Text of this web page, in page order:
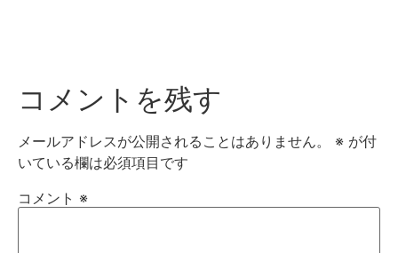
コメントを残す
メールアドレスが公開されることはありません。 ※ が付
いている欄は必須項目です
コメント ※